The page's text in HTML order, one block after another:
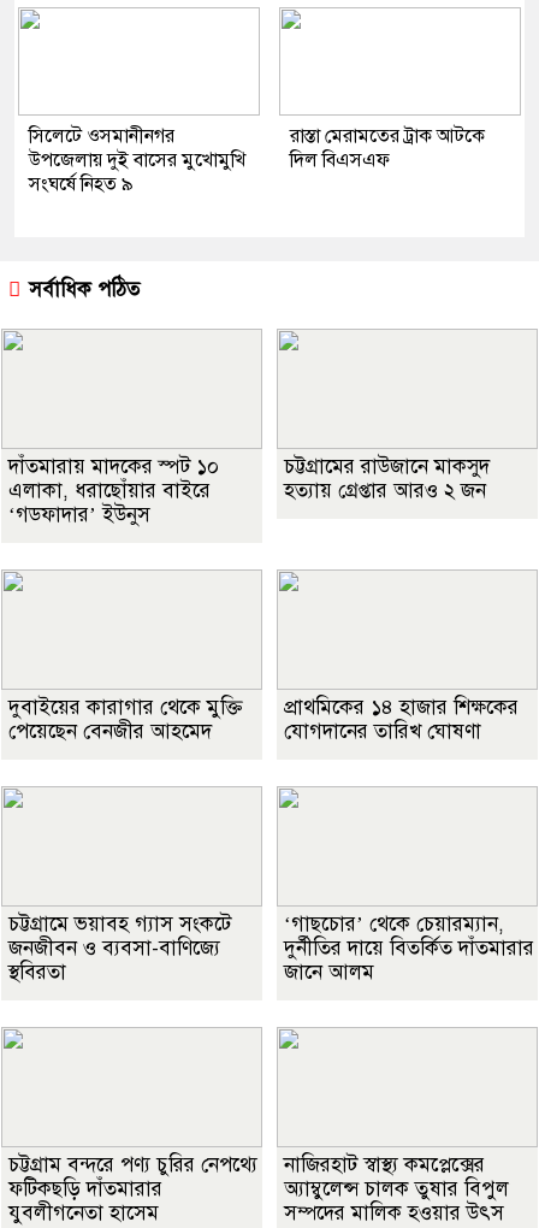
সিলেটে ওসমানীনগর
উপজেলায় দুই বাসের মুখোমুখি
সংঘর্ষে নিহত ৯
রাস্তা মেরামতের ট্রাক আটকে
দিল বিএসএফ
সর্বাধিক পঠিত
দাঁতমারায় মাদকের স্পট ১০
এলাকা, ধরাছোঁয়ার বাইরে
‘গডফাদার’ ইউনুস
চট্টগ্রামের রাউজানে মাকসুদ
হত্যায় গ্রেপ্তার আরও ২ জন
দুবাইয়ের কারাগার থেকে মুক্তি
পেয়েছেন বেনজীর আহমেদ
প্রাথমিকের ১৪ হাজার শিক্ষকের
যোগদানের তারিখ ঘোষণা
চট্টগ্রামে ভয়াবহ গ্যাস সংকটে
জনজীবন ও ব্যবসা-বাণিজ্যে
স্থবিরতা
‘গাছচোর’ থেকে চেয়ারম্যান,
দুর্নীতির দায়ে বিতর্কিত দাঁতমারার
জানে আলম
চট্টগ্রাম বন্দরে পণ্য চুরির নেপথ্যে
ফটিকছড়ি দাঁতমারার
যুবলীগনেতা হাসেম
নাজিরহাট স্বাস্থ্য কমপ্লেক্সের
অ্যাম্বুলেন্স চালক তুষার বিপুল
সম্পদের মালিক হওয়ার উৎস